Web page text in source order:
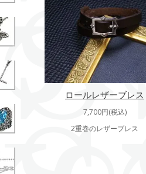
ロールレザーブレス
7,700円(税込)
2重巻のレザーブレス